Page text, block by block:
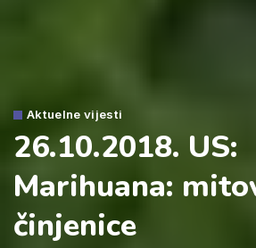
Aktuelne vijesti
26.10.2018. US:
Marihuana:
činjenice